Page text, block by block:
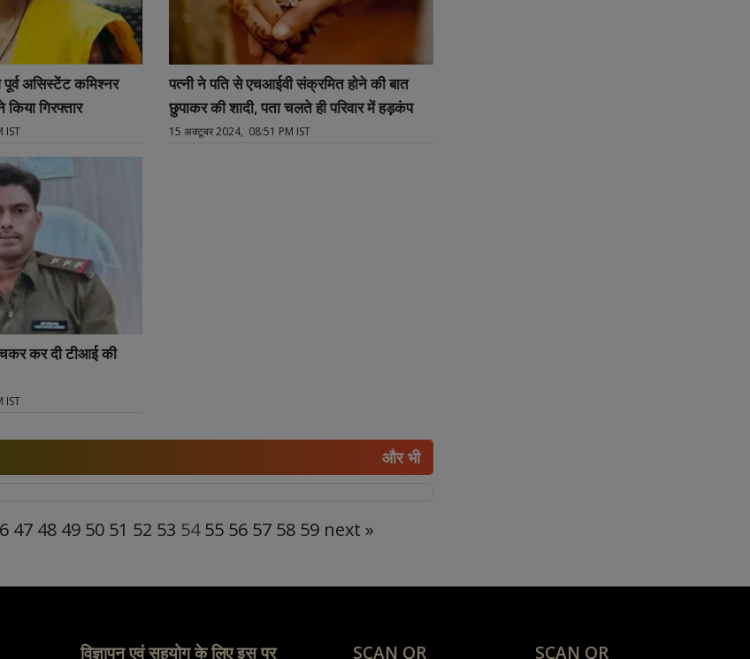
पूर्व असिस्टेंट कमिश्नर
माया वारियर को (ED) ने किया गिरफ्तार
IST
पत्नी ने पति से एचआईवी संक्रमित होने की बात
छुपाकर की शादी, पता चलते ही परिवार में हड़कंप
15 अक्टूबर 2024, 08:51 PM IST
कर दी टीआई की
IST
और भी
47 48 49 50 51 52 53 54 55 56 57 58 59 next »
विज्ञापन एवं सहयोग के लिए इस पर SCAN QR SCAN QR